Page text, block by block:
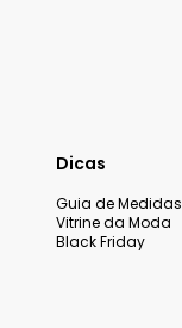
Dicas
Guia de Medidas
Vitrine da Moda
Black Friday